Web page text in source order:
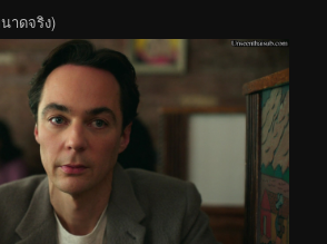
าดจริง)